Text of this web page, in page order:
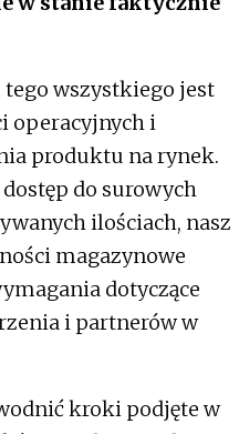
tego wszystkiego jest
operacyjnych i
produktu na rynek.
do surowych
ilościach, nasz
magazynowe
dotyczące
i partnerów w
kroki podjęte w